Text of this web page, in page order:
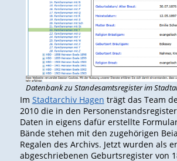
Datenbank zu Standesamtsregister im
Im Stadtarchiv Hagen trägt das Team
2010 die in den
Daten in eigens dafür erstellte
Bände stehen mit den zugehörigen
Regalen des Archivs. Jetzt wurden als
abgeschriebenen Geburtsregister von